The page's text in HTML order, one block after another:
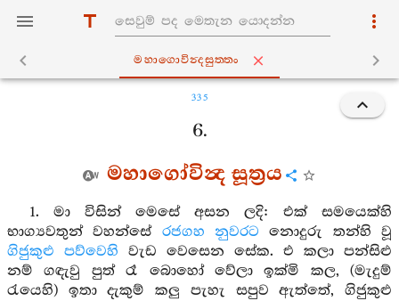
මහාගොවින්‍දසුත‍්තං
335
6.
මහාගෝවින්‍ද සූත්‍රය
1. මා විසින් මෙසේ අසන ලදි: එක් සමයෙක්හි
භාග්‍යවතුන් වහන්සේ රජගහ නුවරට නොදුරු තන්හි වූ
ගිජුකුළු පව්වෙහි වැඩ වෙසෙන සේක. එ කලා පන්සිළු
නම් ගඳැවු පුත් රෑ බොහෝ වේලා ඉක්මි කල, (මැදුම්
රැයෙහි) ඉතා දැකුම් කලු පැහැ සපුව ඇත්තේ, ගිජුකුළු